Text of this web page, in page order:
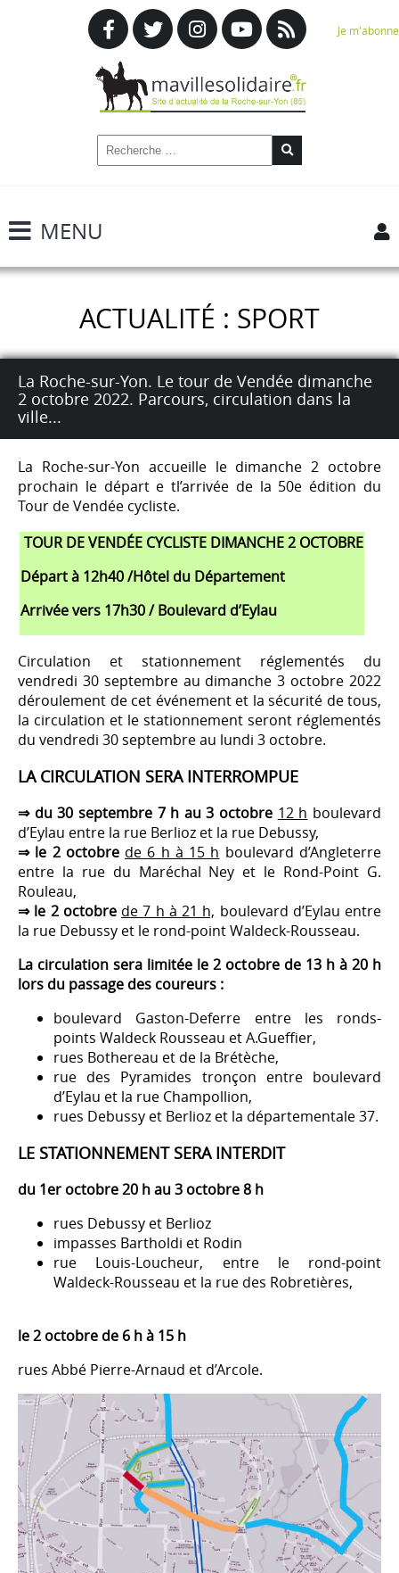
Je m'abonne
MENU
ACTUALITÉ : SPORT
La Roche-sur-Yon. Le tour de Vendée dimanche
2 octobre 2022. Parcours, circulation dans la
ville...
La Roche-sur-Yon accueille le dimanche 2 octobre
prochain le départ e tl’arrivée de la 50e édition du
Tour de Vendée cycliste.
TOUR DE VENDÉE CYCLISTE DIMANCHE 2 OCTOBRE
Départ à 12h40 /Hôtel du Département
Arrivée vers 17h30 / Boulevard d’Eylau
Circulation et stationnement réglementés du
vendredi 30 septembre au dimanche 3 octobre 2022
déroulement de cet événement et la sécurité de tous,
la circulation et le stationnement seront réglementés
du vendredi 30 septembre au lundi 3 octobre.
LA CIRCULATION SERA INTERROMPUE
⇒ du 30 septembre 7 h au 3 octobre 12 h boulevard
d’Eylau entre la rue Berlioz et la rue Debussy,
⇒ le 2 octobre de 6 h à 15 h boulevard d’Angleterre
entre la rue du Maréchal Ney et le Rond-Point G.
Rouleau,
⇒ le 2 octobre de 7 h à 21 h, boulevard d’Eylau entre
la rue Debussy et le rond-point Waldeck-Rousseau.
La circulation sera limitée le 2 octobre de 13 h à 20 h
lors du passage des coureurs :
boulevard Gaston-Deferre entre les ronds-
points Waldeck Rousseau et A.Gueffier,
rues Bothereau et de la Brétèche,
rue des Pyramides tronçon entre boulevard
d’Eylau et la rue Champollion,
rues Debussy et Berlioz et la départementale 37.
LE STATIONNEMENT SERA INTERDIT
du 1er octobre 20 h au 3 octobre 8 h
rues Debussy et Berlioz
impasses Bartholdi et Rodin
rue Louis-Loucheur, entre le rond-point
Waldeck-Rousseau et la rue des Robretières,
le 2 octobre de 6 h à 15 h
rues Abbé Pierre-Arnaud et d’Arcole.